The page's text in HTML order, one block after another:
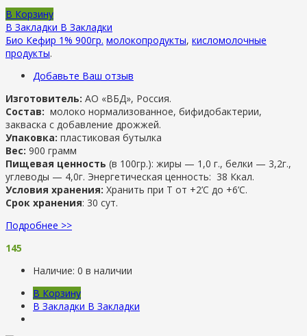
В Корзину
В Закладки В Закладки
Био Кефир 1% 900гр. молокопродукты, кисломолочные
продукты.
Добавьте Ваш отзыв
Изготовитель: АО «ВБД», Россия.
Состав: молоко нормализованное, бифидобактерии,
закваска с добавление дрожжей.
Упаковка: пластиковая бутылка
Вес: 900 грамм
Пищевая ценность (в 100гр.): жиры — 1,0 г., белки — 3,2г.,
углеводы — 4,0г. Энергетическая ценность: 38 Ккал.
Условия хранения: Хранить при Т от +2’С до +6’C.
Срок хранения: 30 сут.
Подробнее >>
145
Наличие: 0 в наличии
В Корзину
В Закладки В Закладки